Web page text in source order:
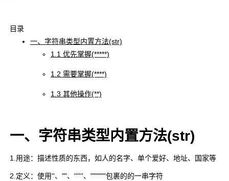
目录
一、字符串类型内置方法(str)
1.1 优先掌握(*****)
1.2 需要掌握(****)
1.3 其他操作(**)
一、字符串类型内置方法(str)
1.用途：描述性质的东西，如人的名字、单个爱好、地址、国家等
2.定义：使用''、""、''''''、""""""包裹的的一串字符